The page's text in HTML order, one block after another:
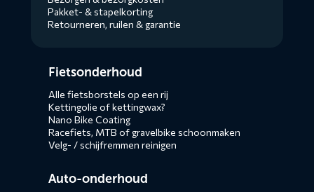
Pakket- & stapelkorting
Retourneren, ruilen & garantie
menusFietsonderhoud
Alle fietsborstels op een rij
Kettingolie of kettingwax?
Nano Bike Coating
Racefiets, MTB of gravelbike schoonmaken
Velg- / schijfremmen reinigen
Auto-onderhoud